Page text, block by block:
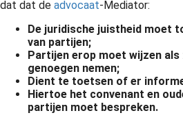
dat dat de advocaat-Mediator:
De juridische juistheid moet
van partijen;
Partijen erop moet wijzen als
genoegen nemen;
Dient te toetsen of er
Hiertoe het convenant en
partijen moet bespreken.